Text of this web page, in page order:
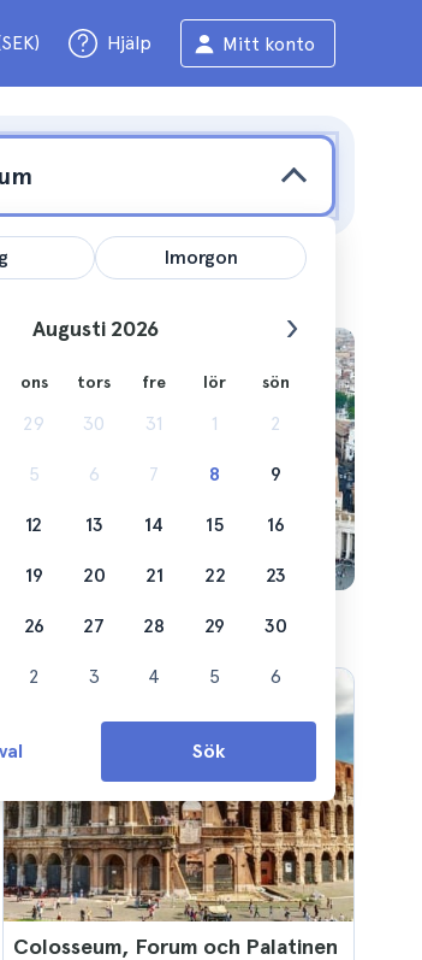
Hjälp Mitt konto
Colosseum, Forum och Palatinen
Imorgon
Augusti 2026
ons tors fre lör sön
29 30 31 1 2
5 6 7 8 9
12 13 14 15 16
19 20 21 22 23
26 27 28 29 30
2 3 4 5 6
Sök